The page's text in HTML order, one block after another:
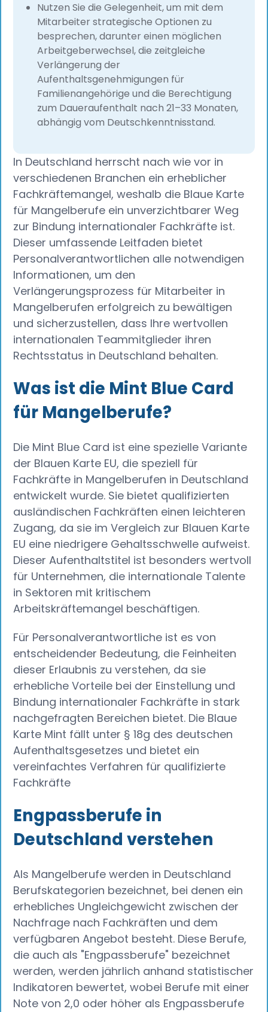
Nutzen Sie die Gelegenheit, um mit dem
Mitarbeiter strategische Optionen zu
besprechen, darunter einen möglichen
Arbeitgeberwechsel, die zeitgleiche
Verlängerung der
Aufenthaltsgenehmigungen für
Familienangehörige und die Berechtigung
zum Daueraufenthalt nach 21–33 Monaten,
abhängig vom Deutschkenntnisstand.
In Deutschland herrscht nach wie vor in
verschiedenen Branchen ein erheblicher
Fachkräftemangel, weshalb die Blaue Karte
für Mangelberufe ein unverzichtbarer Weg
zur Bindung internationaler Fachkräfte ist.
Dieser umfassende Leitfaden bietet
Personalverantwortlichen alle notwendigen
Informationen, um den
Verlängerungsprozess für Mitarbeiter in
Mangelberufen erfolgreich zu bewältigen
und sicherzustellen, dass Ihre wertvollen
internationalen Teammitglieder ihren
Rechtsstatus in Deutschland behalten.
Was ist die Mint Blue Card
für Mangelberufe?
Die Mint Blue Card ist eine spezielle Variante
der Blauen Karte EU, die speziell für
Fachkräfte in Mangelberufen in Deutschland
entwickelt wurde. Sie bietet qualifizierten
ausländischen Fachkräften einen leichteren
Zugang, da sie im Vergleich zur Blauen Karte
EU eine niedrigere Gehaltsschwelle aufweist.
Dieser Aufenthaltstitel ist besonders wertvoll
für Unternehmen, die internationale Talente
in Sektoren mit kritischem
Arbeitskräftemangel beschäftigen.
Für Personalverantwortliche ist es von
entscheidender Bedeutung, die Feinheiten
dieser Erlaubnis zu verstehen, da sie
erhebliche Vorteile bei der Einstellung und
Bindung internationaler Fachkräfte in stark
nachgefragten Bereichen bietet. Die Blaue
Karte Mint fällt unter § 18g des deutschen
Aufenthaltsgesetzes und bietet ein
vereinfachtes Verfahren für qualifizierte
Fachkräfte
Engpassberufe in
Deutschland verstehen
Als Mangelberufe werden in Deutschland
Berufskategorien bezeichnet, bei denen ein
erhebliches Ungleichgewicht zwischen der
Nachfrage nach Fachkräften und dem
verfügbaren Angebot besteht. Diese Berufe,
die auch als "Engpassberufe" bezeichnet
werden, werden jährlich anhand statistischer
Indikatoren bewertet, wobei Berufe mit einer
Note von 2,0 oder höher als Engpassberufe